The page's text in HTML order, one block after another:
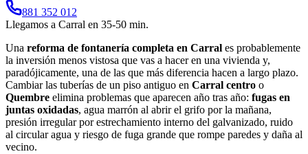
881 352 012
Llegamos a Carral en 35-50 min.
Una reforma de fontanería completa en Carral es probablemente
la inversión menos vistosa que vas a hacer en una vivienda y,
paradójicamente, una de las que más diferencia hacen a largo plazo.
Cambiar las tuberías de un piso antiguo en Carral centro o
Quembre elimina problemas que aparecen año tras año: fugas en
juntas oxidadas, agua marrón al abrir el grifo por la mañana,
presión irregular por estrechamiento interno del galvanizado, ruido
al circular agua y riesgo de fuga grande que rompe paredes y daña al
vecino.